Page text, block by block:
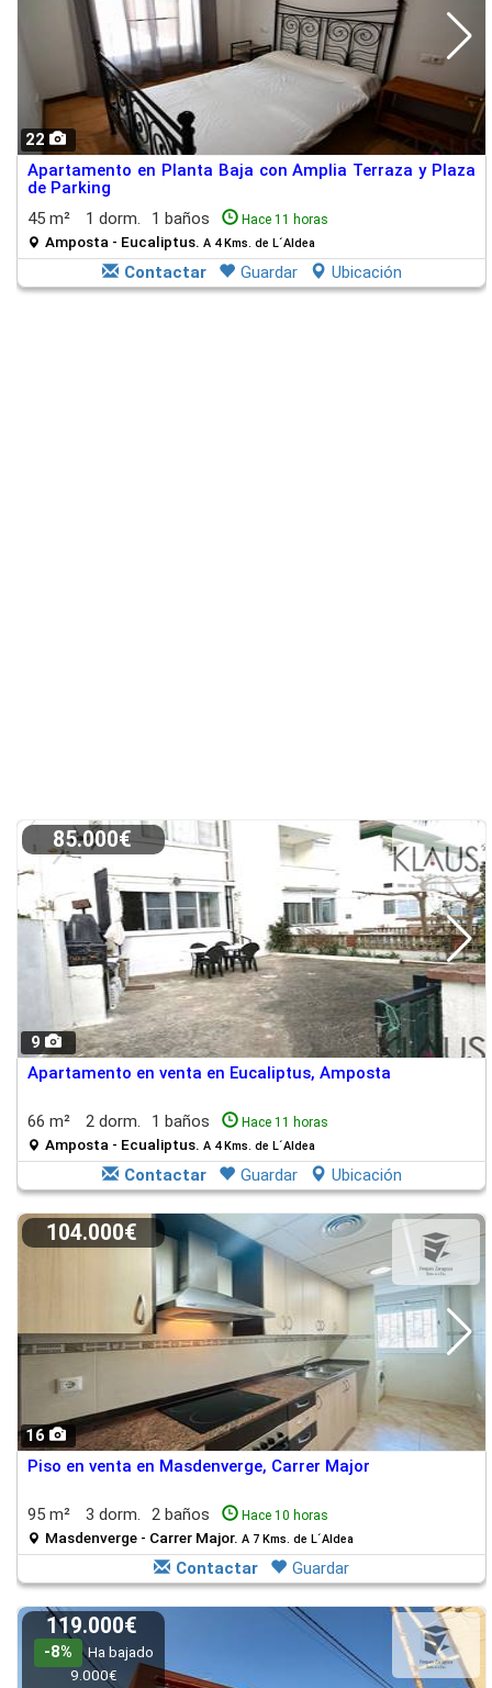
22
Apartamento en Planta Baja con Amplia Terraza y Plaza
de Parking
45 m²
1 dorm. 1 baños Hace 11 horas
Amposta - Eucaliptus. A 4 Kms. de L´Aldea
Contactar Guardar Ubicación
9
85.000€
Apartamento en venta en Eucaliptus, Amposta
66 m² 2 dorm. 1 baños Hace 11 horas
Amposta - Ecualiptus. A 4 Kms. de L´Aldea
Contactar Guardar Ubicación
16
104.000€
Piso en venta en Masdenverge, Carrer Major
95 m² 3 dorm. 2 baños Hace 10 horas
Masdenverge - Carrer Major. A 7 Kms. de L´Aldea
Contactar Guardar
119.000€
-8%
Ha bajado
9.000€